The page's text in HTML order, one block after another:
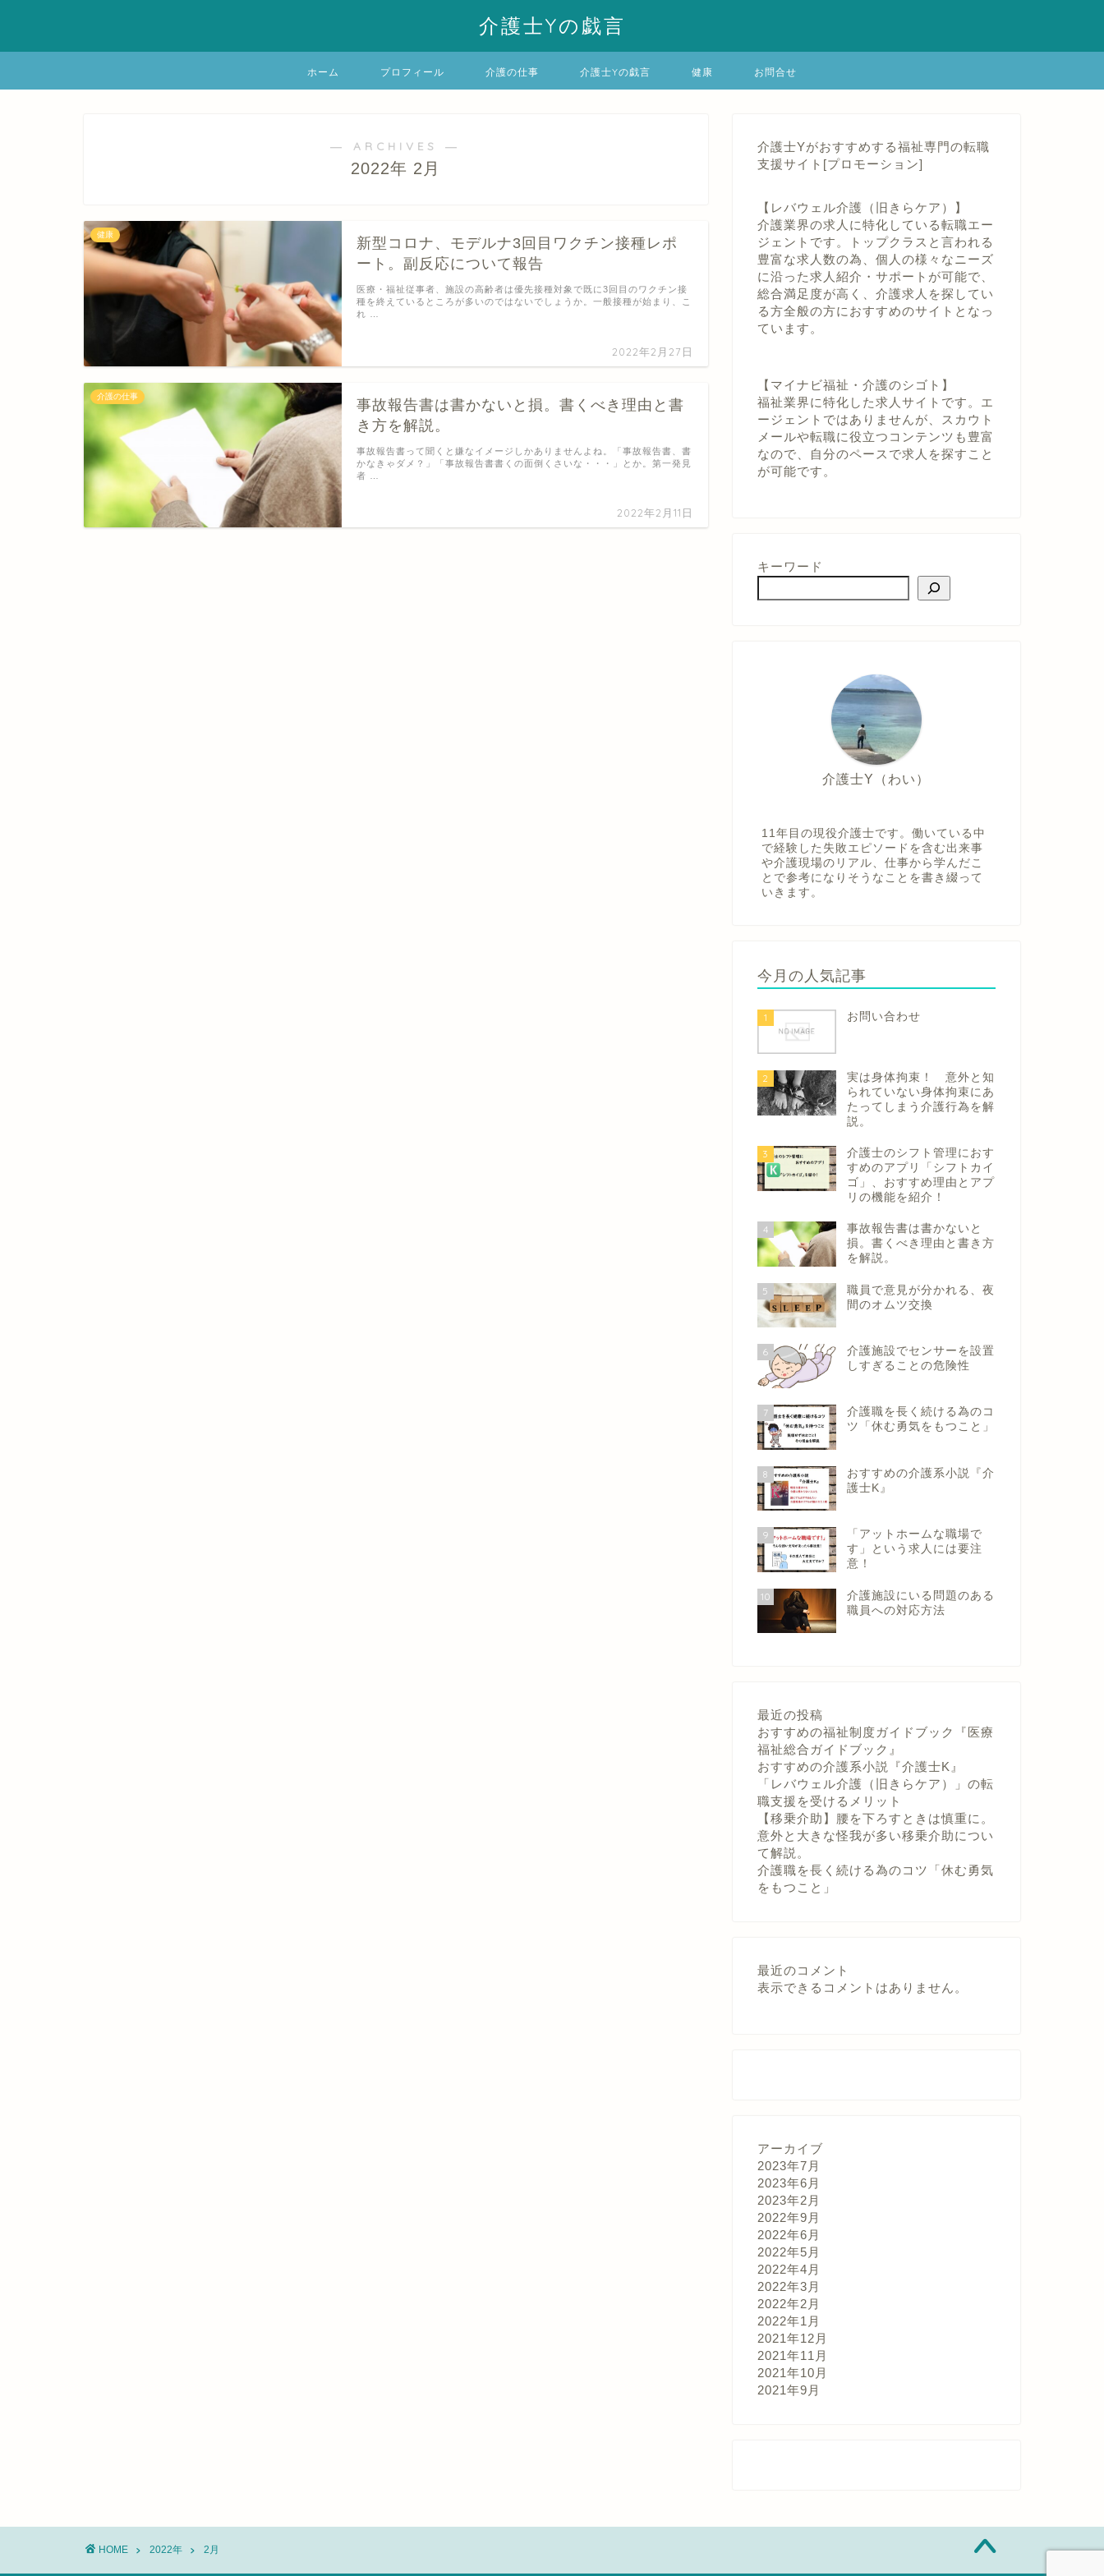
介護士Yの戯言
ホーム プロフィール 介護の仕事 介護士Yの戯言 健康 お問合せ
― ARCHIVES ―
2022年 2月
健康
新型コロナ、モデルナ3回目ワクチン接種レポ
ート。副反応について報告
2022年2月27日
医療・福祉従事者、施設の高齢者は優先接種対象で既に3回目のワクチン接
種を終えているところが多いのではないでしょうか。一般接種が始まり、こ
れ …
介護の仕事
事故報告書は書かないと損。書くべき理由と書
き方を解説。
2022年2月11日
事故報告書って聞くと嫌なイメージしかありませんよね。「事故報告書、書
かなきゃダメ？」「事故報告書書くの面倒くさいな・・・」とか。第一発見
者 …
介護士Yがおすすめする福祉専門の転職
支援サイト[プロモーション]
【レバウェル介護（旧きらケア）】
介護業界の求人に特化している転職エー
ジェントです。トップクラスと言われる
豊富な求人数の為、個人の様々なニーズ
に沿った求人紹介・サポートが可能で、
総合満足度が高く、介護求人を探してい
る方全般の方におすすめのサイトとなっ
ています。
【マイナビ福祉・介護のシゴト】
福祉業界に特化した求人サイトです。エ
ージェントではありませんが、スカウト
メールや転職に役立つコンテンツも豊富
なので、自分のペースで求人を探すこと
が可能です。
キーワード
介護士Y（わい）
11年目の現役介護士です。働いている中
で経験した失敗エピソードを含む出来事
や介護現場のリアル、仕事から学んだこ
とで参考になりそうなことを書き綴って
いきます。
今月の人気記事
1 お問い合わせ
2
実は身体拘束！ 意外と知
られていない身体拘束にあ
たってしまう介護行為を解
説。
3
介護士のシフト管理におす
すめのアプリ「シフトカイ
ゴ」、おすすめ理由とアプ
リの機能を紹介！
4
事故報告書は書かないと
損。書くべき理由と書き方
を解説。
5
職員で意見が分かれる、夜
間のオムツ交換
6
介護施設でセンサーを設置
しすぎることの危険性
7
介護職を長く続ける為のコ
ツ「休む勇気をもつこと」
8
おすすめの介護系小説『介
護士K』
9
「アットホームな職場で
す」という求人には要注
意！
10
介護施設にいる問題のある
職員への対応方法
最近の投稿
おすすめの福祉制度ガイドブック『医療
福祉総合ガイドブック』
おすすめの介護系小説『介護士K』
「レバウェル介護（旧きらケア）」の転
職支援を受けるメリット
【移乗介助】腰を下ろすときは慎重に。
意外と大きな怪我が多い移乗介助につい
て解説。
介護職を長く続ける為のコツ「休む勇気
をもつこと」
最近のコメント
表示できるコメントはありません。
アーカイブ
2023年7月
2023年6月
2023年2月
2022年9月
2022年6月
2022年5月
2022年4月
2022年3月
2022年2月
2022年1月
2021年12月
2021年11月
2021年10月
2021年9月
HOME 2022年 2月